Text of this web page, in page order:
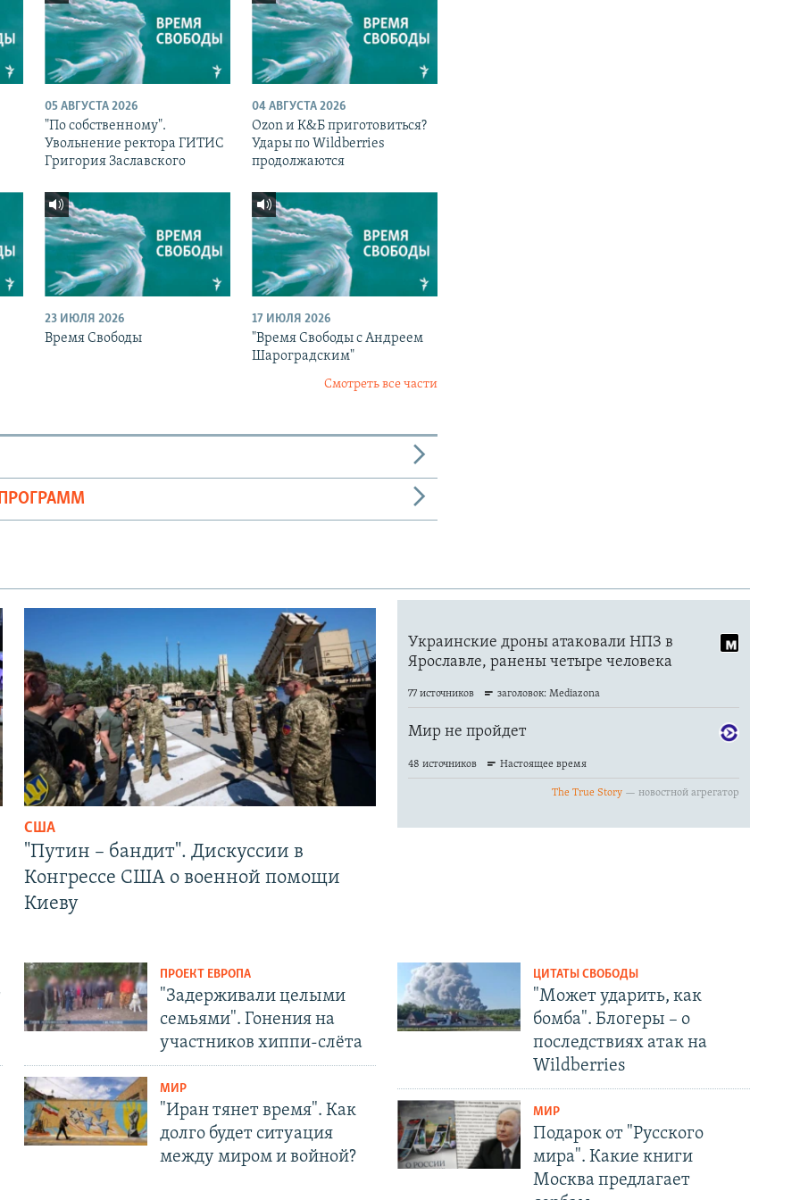
05 АВГУСТА 2026
"По собственному".
Увольнение ректора ГИТИС
Григория Заславского
04 АВГУСТА 2026
Ozon и К&Б приготовиться?
Удары по Wildberries
продолжаются
23 ИЮЛЯ 2026
Время Свободы
17 ИЮЛЯ 2026
"Время Свободы с Андреем
Шароградским"
Смотреть все части
США
"Путин – бандит". Дискуссии в
Конгрессе США о военной помощи
Киеву
ПРОЕКТ ЕВРОПА
"Задерживали целыми
семьями". Гонения на
участников хиппи-слёта
МИР
"Иран тянет время". Как
долго будет ситуация
между миром и войной?
ЦИТАТЫ СВОБОДЫ
"Может ударить, как
бомба". Блогеры – о
последствиях атак на
Wildberries
МИР
Подарок от "Русского
мира". Какие книги
Москва предлагает